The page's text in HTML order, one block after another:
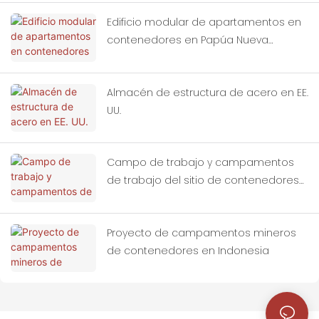
Edificio modular de apartamentos en
contenedores en Papúa Nueva
Almacén de estructura de acero en EE.
UU.
Campo de trabajo y campamentos
de trabajo del sitio de contenedores
Proyecto de campamentos mineros
de contenedores en Indonesia